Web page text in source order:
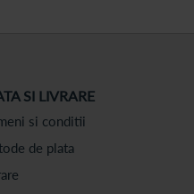
SI LIVRARE
si conditii
de plata